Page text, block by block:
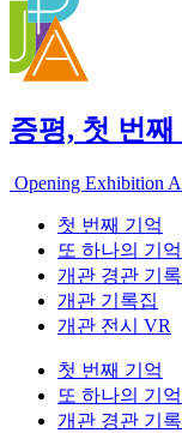
증평, 첫 번째
Opening Exhibition
첫 번째 기억
또 하나의 기억
개관 경관 기록
개관 기록집
개관 전시 VR
첫 번째 기억
또 하나의 기억
개관 경관 기록